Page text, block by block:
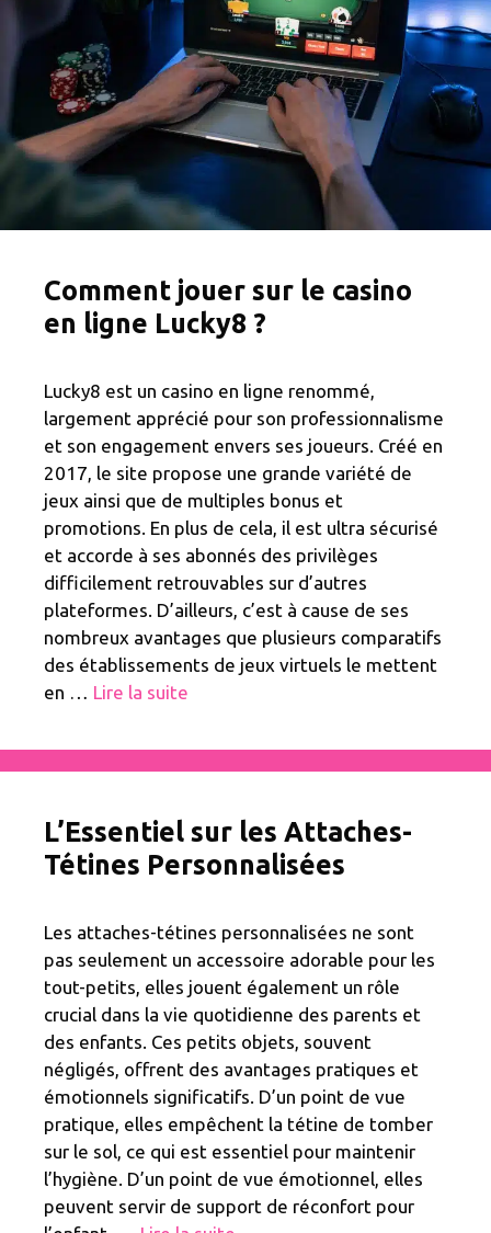
Comment jouer sur le casino
en ligne Lucky8 ?
Lucky8 est un casino en ligne renommé,
largement apprécié pour son professionnalisme
et son engagement envers ses joueurs. Créé en
2017, le site propose une grande variété de
jeux ainsi que de multiples bonus et
promotions. En plus de cela, il est ultra sécurisé
et accorde à ses abonnés des privilèges
difficilement retrouvables sur d’autres
plateformes. D’ailleurs, c’est à cause de ses
nombreux avantages que plusieurs comparatifs
des établissements de jeux virtuels le mettent
en … Lire la suite
L’Essentiel sur les Attaches-
Tétines Personnalisées
Les attaches-tétines personnalisées ne sont
pas seulement un accessoire adorable pour les
tout-petits, elles jouent également un rôle
crucial dans la vie quotidienne des parents et
des enfants. Ces petits objets, souvent
négligés, offrent des avantages pratiques et
émotionnels significatifs. D’un point de vue
pratique, elles empêchent la tétine de tomber
sur le sol, ce qui est essentiel pour maintenir
l’hygiène. D’un point de vue émotionnel, elles
peuvent servir de support de réconfort pour